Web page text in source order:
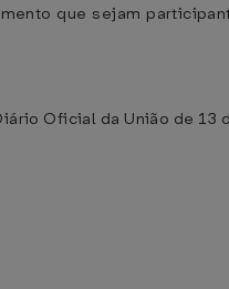
que sejam
Oficial da União de